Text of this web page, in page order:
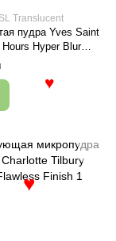
Translucent
пудра Yves Saint
Hours Hyper Blur
10 г
♥
♥